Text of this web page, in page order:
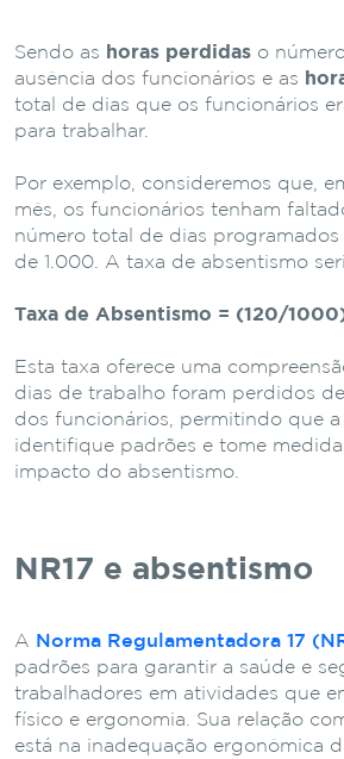
Sendo as horas perdidas o
ausência dos funcionários e as
total de dias que os funcionários
para trabalhar.
Por exemplo, consideremos que,
mês, os funcionários tenham
número total de dias programados
de 1.000. A taxa de absentismo
Taxa de Absentismo = (120/
Esta taxa oferece uma
dias de trabalho foram perdidos
dos funcionários, permitindo que a
identifique padrões e tome
impacto do absentismo.
NR17 e absentismo
A Norma Regulamentadora 17
padrões para garantir a saúde e
trabalhadores em atividades que
físico e ergonomia. Sua relação
está na inadequação ergonômica